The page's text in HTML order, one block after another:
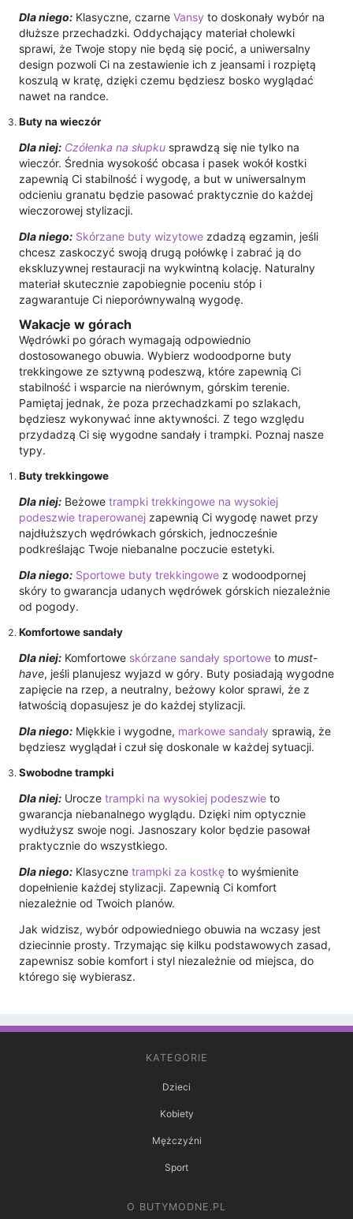
Dla niego: Klasyczne, czarne Vansy to doskonały wybór na
dłuższe przechadzki. Oddychający materiał cholewki
sprawi, że Twoje stopy nie będą się pocić, a uniwersalny
design pozwoli Ci na zestawienie ich z jeansami i rozpiętą
koszulą w kratę, dzięki czemu będziesz bosko wyglądać
nawet na randce.
Buty na wieczór
Dla niej: Czółenka na słupku sprawdzą się nie tylko na
wieczór. Średnia wysokość obcasa i pasek wokół kostki
zapewnią Ci stabilność i wygodę, a but w uniwersalnym
odcieniu granatu będzie pasować praktycznie do każdej
wieczorowej stylizacji.
Dla niego: Skórzane buty wizytowe zdadzą egzamin, jeśli
chcesz zaskoczyć swoją drugą połówkę i zabrać ją do
ekskluzywnej restauracji na wykwintną kolację. Naturalny
materiał skutecznie zapobiegnie poceniu stóp i
zagwarantuje Ci nieporównywalną wygodę.
Wakacje w górach
Wędrówki po górach wymagają odpowiednio
dostosowanego obuwia. Wybierz wodoodporne buty
trekkingowe ze sztywną podeszwą, które zapewnią Ci
stabilność i wsparcie na nierównym, górskim terenie.
Pamiętaj jednak, że poza przechadzkami po szlakach,
będziesz wykonywać inne aktywności. Z tego względu
przydadzą Ci się wygodne sandały i trampki. Poznaj nasze
typy.
Buty trekkingowe
Dla niej: Beżowe trampki trekkingowe na wysokiej
podeszwie traperowanej zapewnią Ci wygodę nawet przy
najdłuższych wędrówkach górskich, jednocześnie
podkreślając Twoje niebanalne poczucie estetyki.
Dla niego: Sportowe buty trekkingowe z wodoodpornej
skóry to gwarancja udanych wędrówek górskich niezależnie
od pogody.
Komfortowe sandały
Dla niej: Komfortowe skórzane sandały sportowe to must-
have, jeśli planujesz wyjazd w góry. Buty posiadają wygodne
zapięcie na rzep, a neutralny, beżowy kolor sprawi, że z
łatwością dopasujesz je do każdej stylizacji.
Dla niego: Miękkie i wygodne, markowe sandały sprawią, że
będziesz wyglądał i czuł się doskonale w każdej sytuacji.
Swobodne trampki
Dla niej: Urocze trampki na wysokiej podeszwie to
gwarancja niebanalnego wyglądu. Dzięki nim optycznie
wydłużysz swoje nogi. Jasnoszary kolor będzie pasował
praktycznie do wszystkiego.
Dla niego: Klasyczne trampki za kostkę to wyśmienite
dopełnienie każdej stylizacji. Zapewnią Ci komfort
niezależnie od Twoich planów.
Jak widzisz, wybór odpowiedniego obuwia na wczasy jest
dziecinnie prosty. Trzymając się kilku podstawowych zasad,
zapewnisz sobie komfort i styl niezależnie od miejsca, do
którego się wybierasz.
KATEGORIE
Dzieci
Kobiety
Mężczyźni
Sport
O BUTYMODNE.PL